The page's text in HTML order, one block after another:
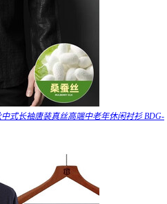
式长袖唐装真丝高端中老年休闲衬衫 BDG-